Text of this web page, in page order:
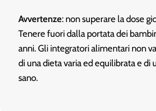
Avvertenze: non superare la dose
Tenere fuori dalla portata dei
anni. Gli integratori alimentari non
di una dieta varia ed equilibrata e di
sano.